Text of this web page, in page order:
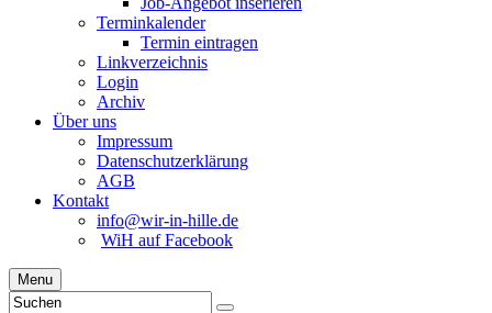
Terminkalender
Termin eintragen
Linkverzeichnis
Login
Archiv
Über uns
Impressum
Datenschutzerklärung
AGB
Kontakt
info@wir-in-hille.de
WiH auf Facebook
Menu